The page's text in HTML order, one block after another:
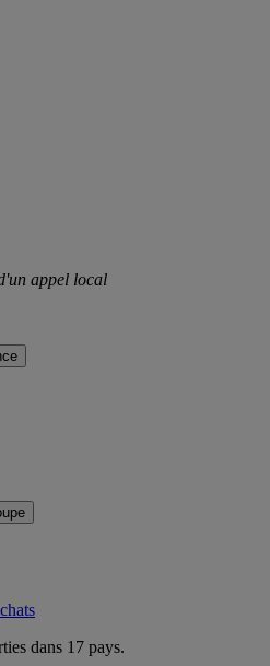
appel local
dans 17 pays.